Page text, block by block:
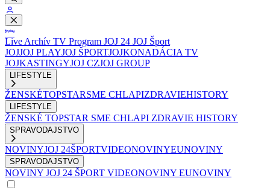
Live Archív TV Program JOJ 24 JOJ Šport
JOJJOJ PLAYJOJ ŠPORTJOJKONADÁCIA TV
JOJKASTINGYJOJ CZJOJ GROUP
LIFESTYLE
ŽENSKÉTOPSTARSME CHLAPIZDRAVIEHISTORY
LIFESTYLE
ŽENSKÉ TOPSTAR SME CHLAPI ZDRAVIE HISTORY
SPRAVODAJSTVO
NOVINYJOJ 24ŠPORTVIDEONOVINYEUNOVINY
SPRAVODAJSTVO
NOVINY JOJ 24 ŠPORT VIDEONOVINY EUNOVINY